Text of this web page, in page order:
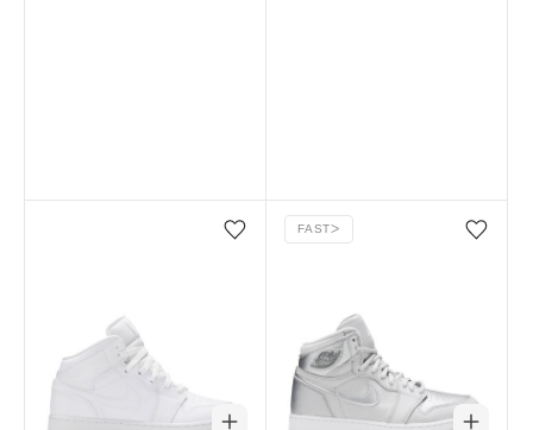
Favorilere ekle/çıkar Favorilere ekle/çıkar
FASTᐳ